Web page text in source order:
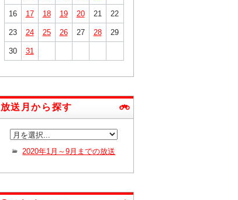
16 17 18 19 20 21 22
23 24 25 26 27 28 29
30 31
放送月から探す
2020年1月～9月までの放送